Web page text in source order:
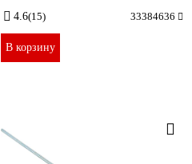
4.6(15) 33384636
В корзину